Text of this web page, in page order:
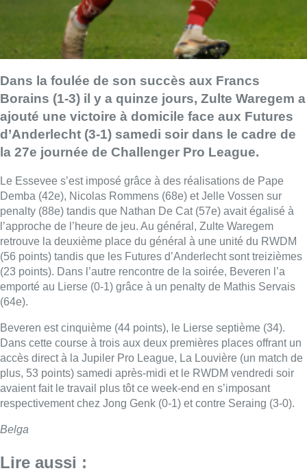
Dans la foulée de son succès aux Francs
Borains (1-3) il y a quinze jours, Zulte Waregem a
ajouté une victoire à domicile face aux Futures
d’Anderlecht (3-1) samedi soir dans le cadre de
la 27e journée de Challenger Pro League.
Le Essevee s’est imposé grâce à des réalisations de Pape
Demba (42e), Nicolas Rommens (68e) et Jelle Vossen sur
penalty (88e) tandis que Nathan De Cat (57e) avait égalisé à
l’approche de l’heure de jeu. Au général, Zulte Waregem
retrouve la deuxième place du général à une unité du RWDM
(56 points) tandis que les Futures d’Anderlecht sont treizièmes
(23 points). Dans l’autre rencontre de la soirée, Beveren l’a
emporté au Lierse (0-1) grâce à un penalty de Mathis Servais
(64e).
Beveren est cinquième (44 points), le Lierse septième (34).
Dans cette course à trois aux deux premières places offrant un
accès direct à la Jupiler Pro League, La Louvière (un match de
plus, 53 points) samedi après-midi et le RWDM vendredi soir
avaient fait le travail plus tôt ce week-end en s’imposant
respectivement chez Jong Genk (0-1) et contre Seraing (3-0).
Belga
Lire aussi :